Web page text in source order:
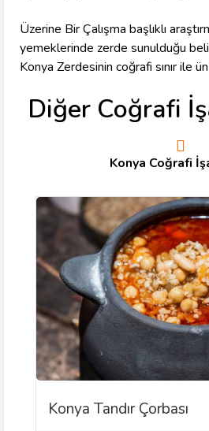
Üzerine Bir Çalışma başlıklı
yemeklerinde zerde sunulduğu
Konya Zerdesinin coğrafi sınır ile
Diğer Coğrafi
Konya Coğrafi
Konya Tandır Çorbası